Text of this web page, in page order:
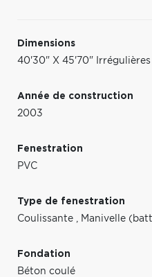
Dimensions
40'30" X 45'70" Irrégulières
Année de construction
2003
Fenestration
PVC
Type de fenestration
Coulissante , Manivelle
Fondation
Béton coulé